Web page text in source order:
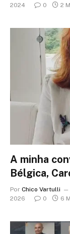
2024
0 2
A minha
Bélgica,
Por Chico Vartulli
2026
0 6